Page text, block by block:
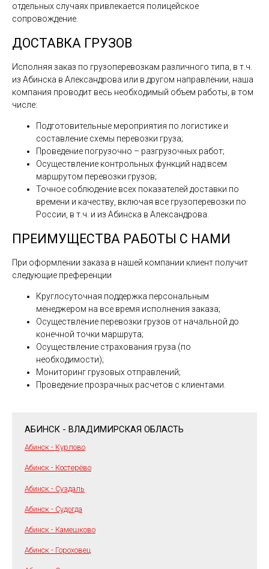
отдельных случаях привлекается полицейское
сопровождение.
ДОСТАВКА ГРУЗОВ
Исполняя заказ по грузоперевозкам различного типа, в т.ч.
из Абинска в Александрова или в другом направлении, наша
компания проводит весь необходимый объем работы, в том
числе:
Подготовительные мероприятия по логистике и
составление схемы перевозки груза;
Проведение погрузочно – разгрузочных работ;
Осуществление контрольных функций над всем
маршрутом перевозки грузов;
Точное соблюдение всех показателей доставки по
времени и качеству, включая все грузоперевозки по
России, в т.ч. и из Абинска в Александрова.
ПРЕИМУЩЕСТВА РАБОТЫ С НАМИ
При оформлении заказа в нашей компании клиент получит
следующие преференции
Круглосуточная поддержка персональным
менеджером на все время исполнения заказа;
Осуществление перевозки грузов от начальной до
конечной точки маршрута;
Осуществление страхования груза (по
необходимости);
Мониторинг грузовых отправлений;
Проведение прозрачных расчетов с клиентами.
АБИНСК - ВЛАДИМИРСКАЯ ОБЛАСТЬ
Абинск - Курлово
Абинск - Костерёво
Абинск - Суздаль
Абинск - Судогда
Абинск - Камешково
Абинск - Гороховец